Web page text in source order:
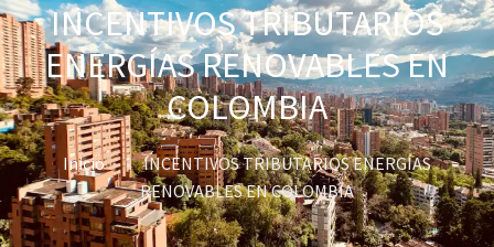
INCENTIVOS TRIBUTARIOS
ENERGÍAS RENOVABLES EN
COLOMBIA
Inicio
INCENTIVOS TRIBUTARIOS ENERGÍAS
RENOVABLES EN COLOMBIA